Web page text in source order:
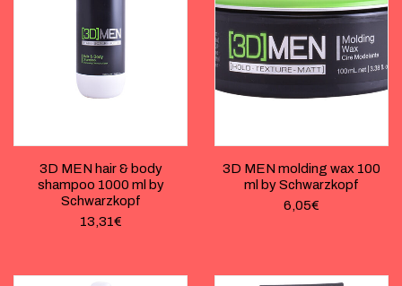
3D MEN hair & body
shampoo 1000 ml by
Schwarzkopf
13,31€
3D MEN molding wax 100
ml by Schwarzkopf
6,05€